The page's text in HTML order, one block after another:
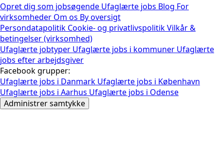
Opret dig som jobsøgende Ufaglærte jobs Blog For
virksomheder Om os By oversigt
Persondatapolitik Cookie- og privatlivspolitikVilkår &
betingelser (virksomhed)
Ufaglærte jobtyper Ufaglærte jobs i kommuner Ufaglærte
jobs efter arbejdsgiver
Facebook grupper:
Ufaglærte jobs i Danmark Ufaglærte jobs i København
Ufaglærte jobs i Aarhus Ufaglærte jobs i Odense
Administrer samtykke